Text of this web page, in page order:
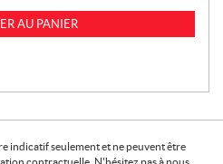
AU PANIER
indicatif seulement et ne peuvent être
contractuelle. N'hésitez pas à nous